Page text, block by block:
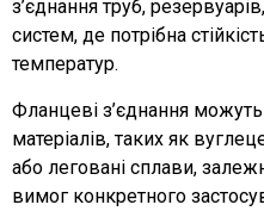
з’єднання труб,
систем, де потрібна
температур.
Фланцеві з’єднання можуть
матеріалів, таких як
або леговані сплави,
вимог конкретного